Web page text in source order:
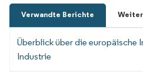
Verwandte Berichte
Überblick über die europäische
Industrie